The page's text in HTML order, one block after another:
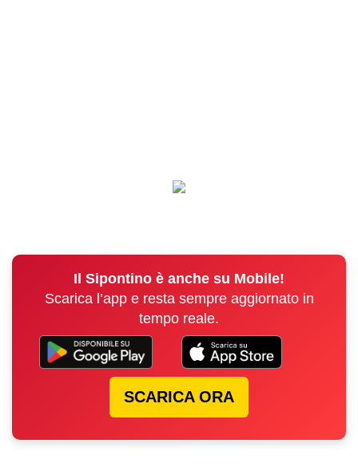
Il Sipontino è anche su Mobile!
Scarica l’app e resta sempre aggiornato in
tempo reale.
SCARICA ORA